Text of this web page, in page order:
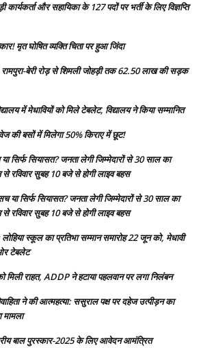
और सहायिका के 127 पदों पर भर्ती के लिए विज्ञप्ति
मृत घोषित व्यक्ति चिता पर हुआ जिंदा
रामपुरा-बेरी रोड़ से शिमली जोहड़ी तक 62.50 लाख की सड़क
में मेधावियों को मिले टेबलेट, विद्यालय ने किया सम्मानित
की बसों में मिलेगा 50% किराए में छूट!
सिर्फ सियासत? जनता लेगी जिम्मेदारों से 30 साल का
से रविवार सुबह 10 बजे से होगी लाइव बहस
या सिर्फ सियासत? जनता लेगी जिम्मेदारों से 30 साल का
से रविवार सुबह 10 बजे से होगी लाइव बहस
लोहिया स्कूल का प्रतिभा सम्मान समारोह 22 जून को, मेधावी
ओर टेबलेट
मिली राहत, ADDP ने हटाया पहलवान पर लगा निलंबन
ने की आत्महत्या: ससुराल पक्ष पर दहेज उत्पीड़न का
मामला
बाल पुरस्कार-2025 के लिए आवेदन आमंत्रित